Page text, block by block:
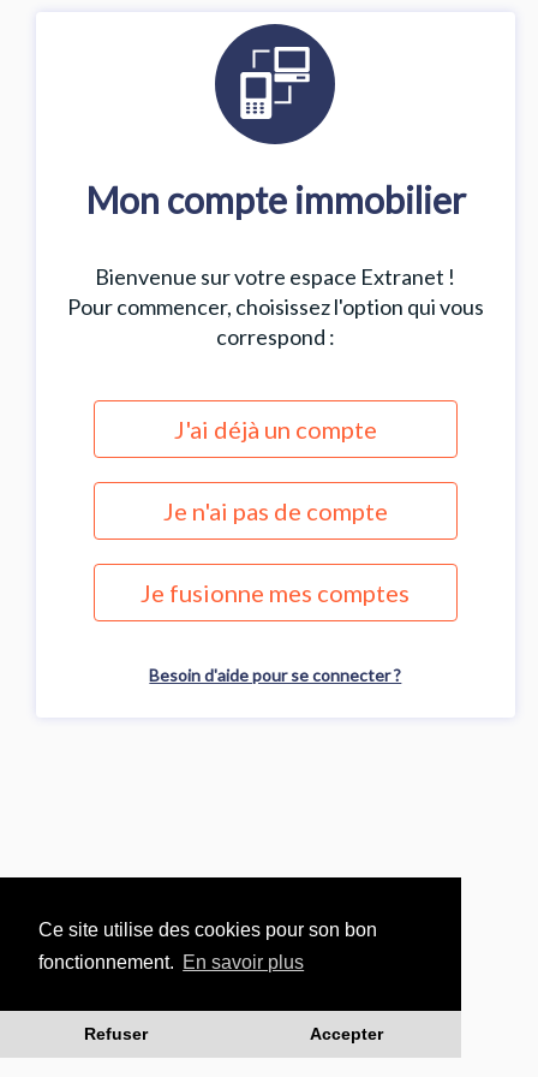
Ce site utilise des cookies pour son bon
fonctionnement. En savoir plus
Refuser Accepter
Mon compte immobilier
Bienvenue sur votre espace Extranet !
Pour commencer, choisissez l'option qui vous
correspond :
J'ai déjà un compte
Je n'ai pas de compte
Je fusionne mes comptes
Besoin d'aide pour se connecter ?